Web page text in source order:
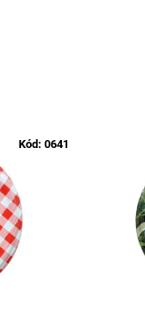
Kód: 0641